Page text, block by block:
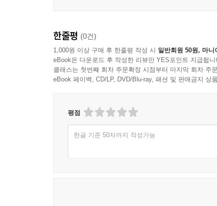
05. 기차표 문의하기 110
07. 버스 표 구매할 때 112
한줄평 (0건)
1,000원 이상 구매 후 한줄평 작성 시 일반회원 50원, 마니
eBook은 다운로드 후 작성한 리뷰만 YES포인트 지급됩니
클래스는 첫번째 회차 주문확정 시점부터 마지막 회차 주
eBook 페이백, CD/LP, DVD/Blu-ray, 패션 및 판매금지 상
평점
한글 기준 50자까지 작성가능